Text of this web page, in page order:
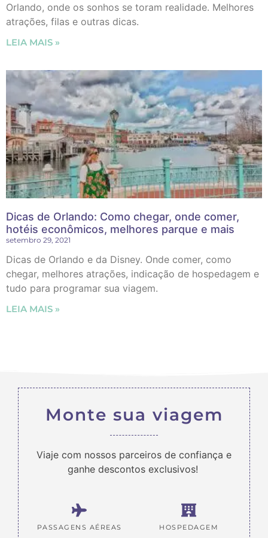
Orlando, onde os sonhos se toram realidade. Melhores
atrações, filas e outras dicas.
LEIA MAIS »
Dicas de Orlando: Como chegar, onde comer,
hotéis econômicos, melhores parque e mais
setembro 29, 2021
Dicas de Orlando e da Disney. Onde comer, como
chegar, melhores atrações, indicação de hospedagem e
tudo para programar sua viagem.
LEIA MAIS »
Monte sua viagem
Viaje com nossos parceiros de confiança e
ganhe descontos exclusivos!
PASSAGENS AÉREAS HOSPEDAGEM